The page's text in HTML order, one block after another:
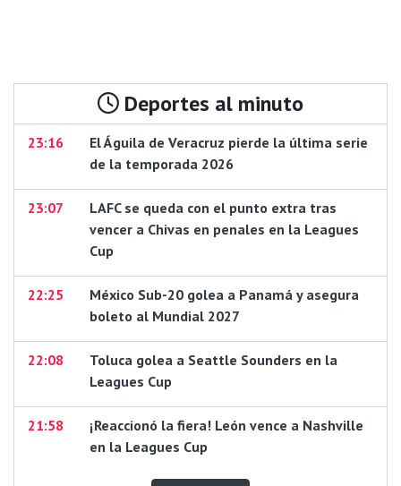
Deportes al minuto
23:16
El Águila de Veracruz pierde la última serie
de la temporada 2026
23:07
LAFC se queda con el punto extra tras
vencer a Chivas en penales en la Leagues
Cup
22:25
México Sub-20 golea a Panamá y asegura
boleto al Mundial 2027
22:08
Toluca golea a Seattle Sounders en la
Leagues Cup
21:58
¡Reaccionó la fiera! León vence a Nashville
en la Leagues Cup